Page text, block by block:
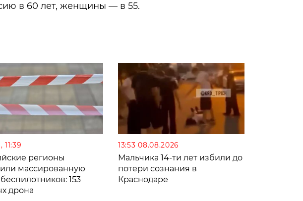
в 60 лет, женщины — в 55.
11:39
регионы
массированную
беспилотников: 153
дрона
13:53 08.08.2026
Мальчика 14-ти лет избили до
потери сознания в
Краснодаре